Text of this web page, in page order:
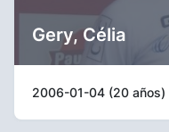
Gery, Célia
2006-01-04 (20 años)